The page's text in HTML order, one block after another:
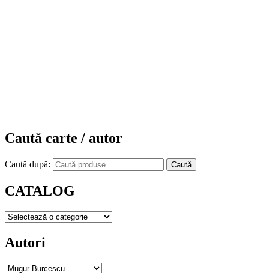
Caută carte / autor
Caută după: Caută
CATALOG
Autori